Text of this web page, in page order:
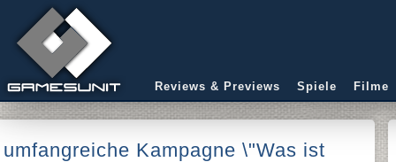
Reviews & Previews Spiele Filme
Kampagne \"Was ist